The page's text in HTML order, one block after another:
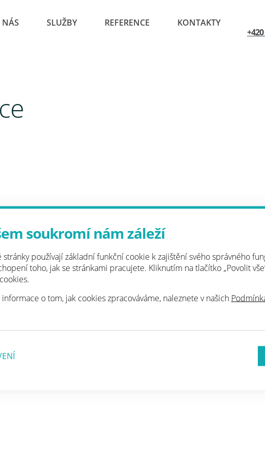
soukromí nám záleží
stránky používají základní funkční cookie k zajištění svého správného
toho, jak se stránkami pracujete. Kliknutím na tlačítko „Povolit
o tom, jak cookies zpracováváme, naleznete v našich
NÁS SLUŽBY REFERENCE KONTAKTY
<p>Vlhkost suterénního zdiva vlivem neexistující izolace.</p>
2016
fy SAREP a.s.
vodorovná izolace injektáží silansiloxanovým krémem
bitumenových stěrek, venkovní drenáž s provedením